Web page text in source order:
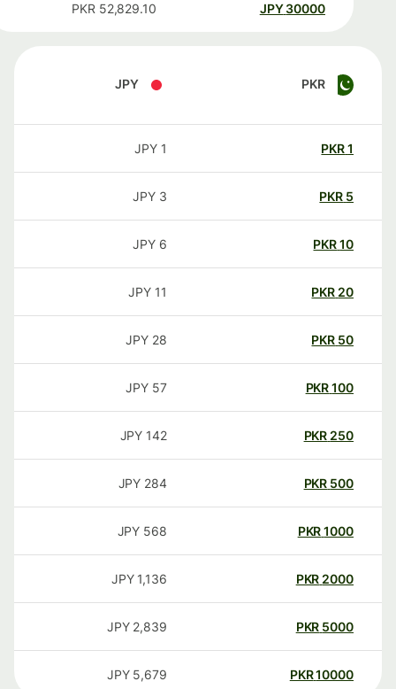
30000
JPY
52,829.10
PKR
PKR
JPY
PKR
JPY
PKR
JPY
PKR
JPY
20
PKR
JPY
50
PKR
JPY
100
PKR
57
JPY
250
PKR
142
JPY
500
PKR
284
JPY
1000
PKR
568
JPY
2000
PKR
1,136
JPY
5000
PKR
2,839
JPY
10000
PKR
5,679
JPY